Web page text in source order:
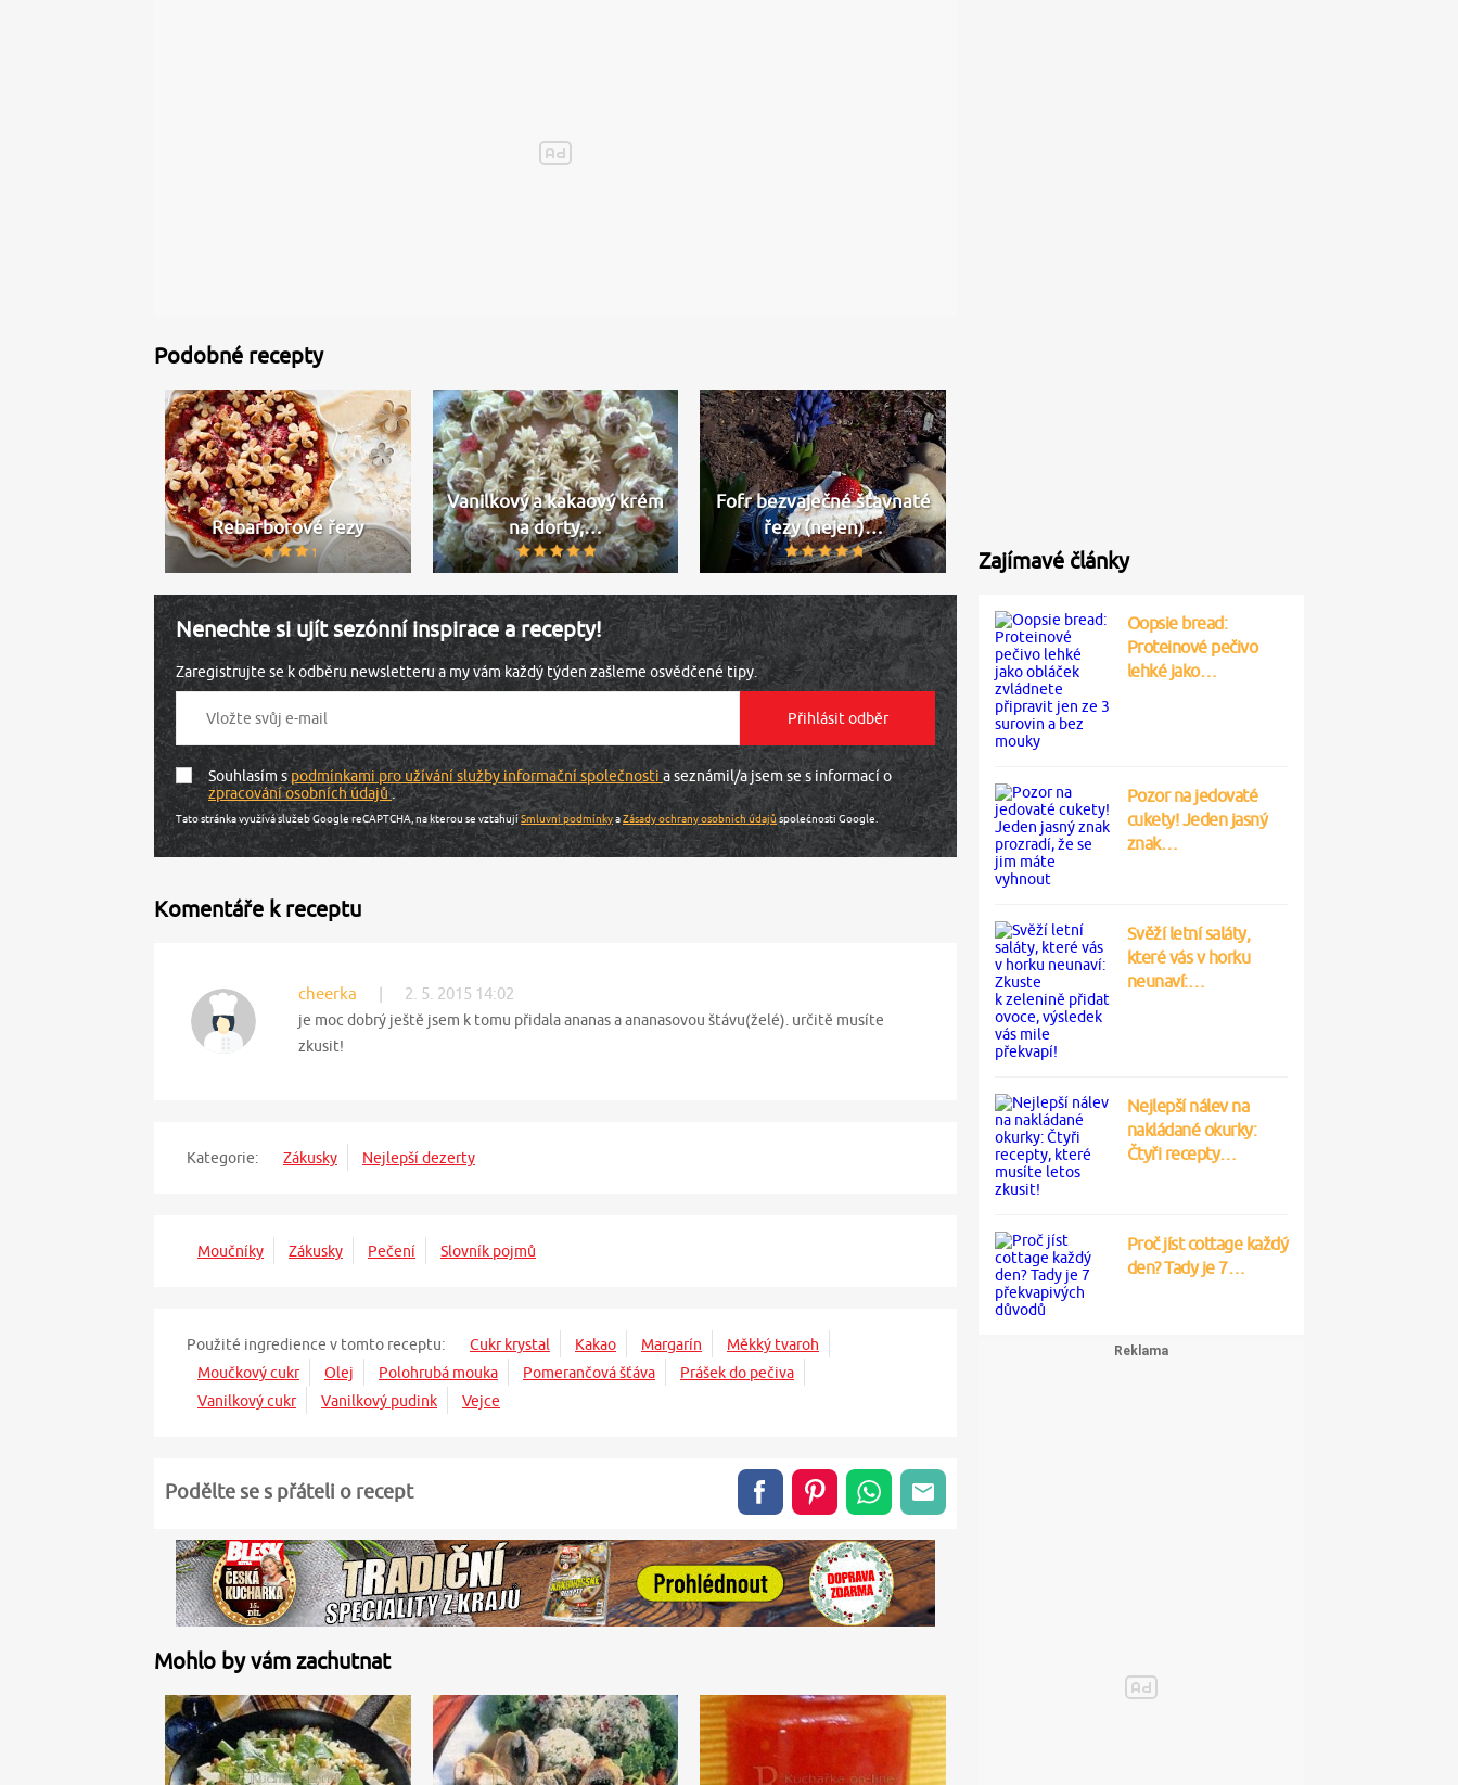
Podobné recepty
Rebarborové řezy
Vanilkový a kakaový krém
na dorty,…
Fofr bezvaječné šťavnaté
řezy (nejen)…
Nenechte si ujít sezónní inspirace a recepty!
Zaregistrujte se k odběru newsletteru a my vám každý týden zašleme osvědčené tipy.
Souhlasím spodmínkami pro užívání služby informační společnosti a seznámil/a jsem se s informací o
zpracování osobních údajů.
Tato stránka využívá služeb Google reCAPTCHA, na kterou se vztahujíSmluvní podmínkyaZásady ochrany osobních údajůspolečnosti Google.
Komentáře k receptu
cheerka 2. 5. 2015 14:02
je moc dobrý ještě jsem k tomu přidala ananas a ananasovou štávu(želé). určitě musíte
zkusit!
Kategorie: Zákusky Nejlepší dezerty
Moučníky Zákusky Pečení Slovník pojmů
Použité ingredience v tomto receptu: Cukr krystal Kakao Margarín
Měkký tvaroh
Moučkový cukr
Olej Polohrubá mouka Pomerančová šťáva
Prášek do pečiva
Vanilkový cukr
Vanilkový pudink Vejce
Podělte se s přáteli o recept
Mohlo by vám zachutnat
Zajímavé články
Oopsie bread:
Proteinové pečivo
lehké jako…
Pozor na jedovaté
cukety! Jeden jasný
znak…
Svěží letní saláty,
které vás v horku
neunaví:…
Nejlepší nálev na
nakládané okurky:
Čtyři recepty…
Proč jíst cottage každý
den? Tady je 7…